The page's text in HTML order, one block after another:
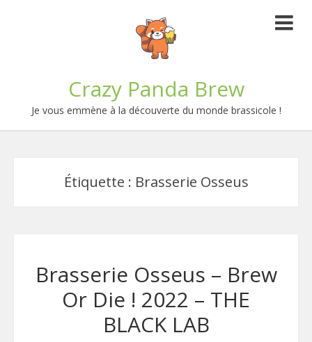
Crazy Panda Brew
Je vous emmène à la découverte du monde brassicole !
Étiquette : Brasserie Osseus
Brasserie Osseus – Brew
Or Die ! 2022 – THE
BLACK LAB